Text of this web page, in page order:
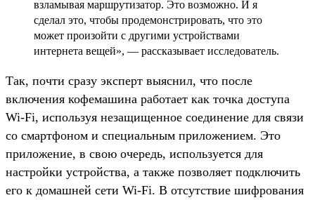
взламывая маршрутизатор. Это возможно. И я
сделал это, чтобы продемонстрировать, что это
может произойти с другими устройствами
интернета вещей», — рассказывает исследователь.
Так, почти сразу эксперт выяснил, что после
включения кофемашина работает как точка доступа
Wi-Fi, используя незащищенное соединение для связи
со смартфоном и специальным приложением. Это
приложение, в свою очередь, используется для
настройки устройства, а также позволяет подключить
его к домашней сети Wi-Fi. В отсутствие шифрования